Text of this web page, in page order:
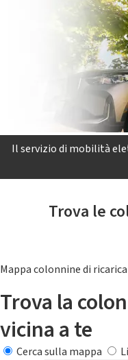
Il servizio di mobilità
Trova le
Mappa colonnine di
Trova la
vicina a te
Cerca sulla mappa